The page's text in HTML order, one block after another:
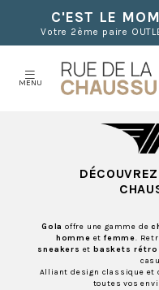
C'EST LE
Votre 2ème paire
MENU
Gola offre une gamme de
homme et femme.
sneakers et baskets rétro
Alliant design classique et
toutes vos